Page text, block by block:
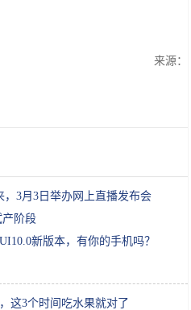
来源：
3月3日举办网上直播发布会
产阶段
新版本，有你的手机吗？
这3个时间吃水果就对了